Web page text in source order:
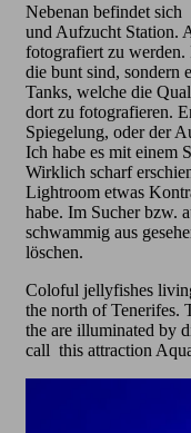
Nebenan befindet
und Aufzucht Station.
fotografiert zu werden.
die bunt sind, sondern
Tanks, welche die
dort zu fotografieren.
Spiegelung, oder der
Ich habe es mit einem
Wirklich scharf
Lightroom etwas
habe. Im Sucher bzw.
schwammig aus
löschen.
Coloful jellyfishes
the north of Tenerifes.
the are illuminated by
call this attraction